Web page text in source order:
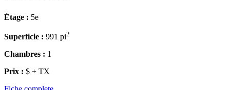
Étage : 5e
Superficie : 991 pi2
Chambres : 1
Prix : $ + TX